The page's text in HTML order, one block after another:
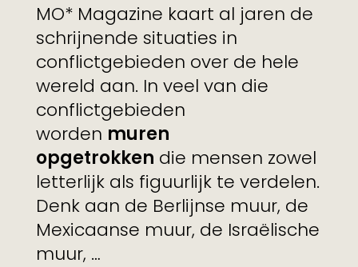
MO* Magazine kaart al jaren de
schrijnende situaties in
conflictgebieden over de hele
wereld aan. In veel van die
conflictgebieden
worden muren
opgetrokken die mensen zowel
letterlijk als figuurlijk te verdelen.
Denk aan de Berlijnse muur, de
Mexicaanse muur, de Israëlische
muur, …